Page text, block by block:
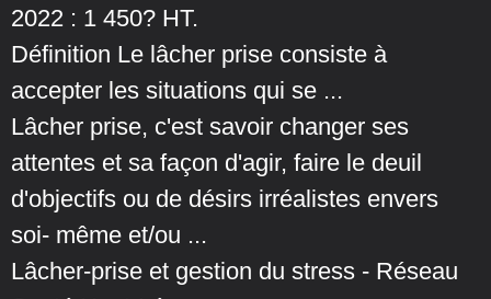
2022 : 1 450? HT.
Définition Le lâcher prise consiste à
accepter les situations qui se ...
Lâcher prise, c'est savoir changer ses
attentes et sa façon d'agir, faire le deuil
d'objectifs ou de désirs irréalistes envers
soi- même et/ou ...
Lâcher-prise et gestion du stress - Réseau